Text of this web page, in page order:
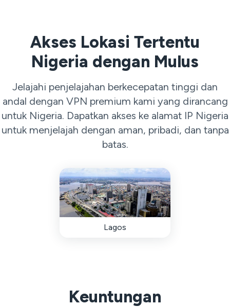
Akses Lokasi Tertentu
Nigeria dengan Mulus
Jelajahi penjelajahan berkecepatan tinggi dan
andal dengan VPN premium kami yang dirancang
untuk Nigeria. Dapatkan akses ke alamat IP Nigeria
untuk menjelajah dengan aman, pribadi, dan tanpa
batas.
Lagos
Keuntungan